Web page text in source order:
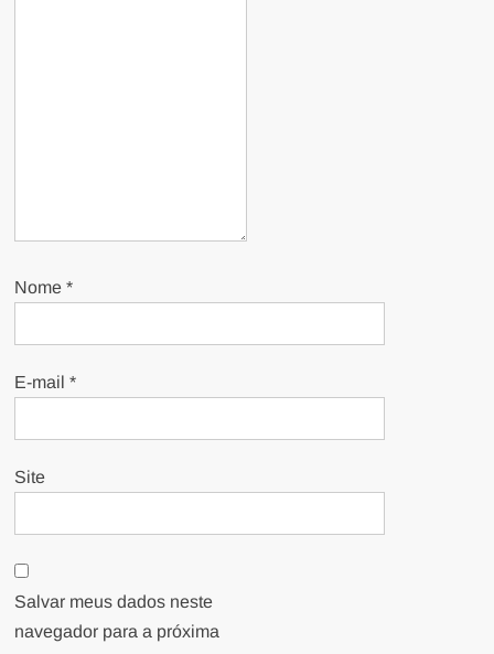
Nome*
E-mail*
Site
Salvar meus dados neste
navegador para a próxima